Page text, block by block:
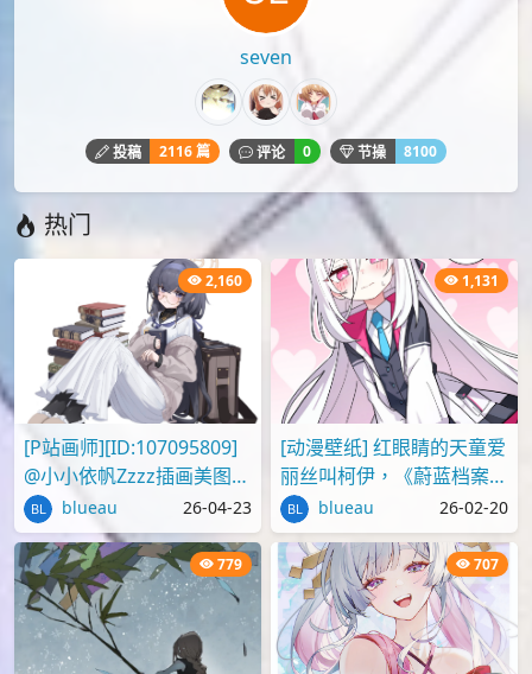
下载
制服
女孩
纯真之人innocent
爱弹幕会员seven投稿，转载请注明来源：
https://idanmu.net/026717/
以上内容仅为投稿者个人意见，仅供参考，如有违规或侵权
请点击上面报告按钮提交反馈。
评论
您必须登录才能评论！
seven
Lv.4